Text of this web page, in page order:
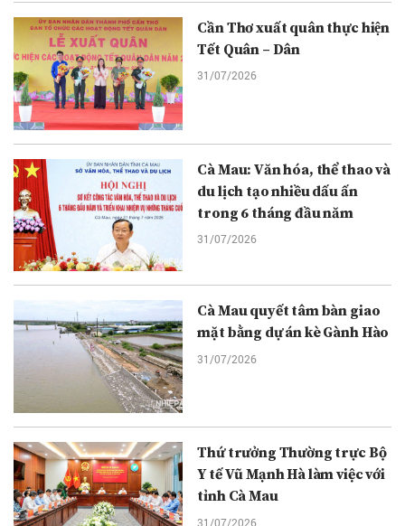
Cần Thơ xuất quân thực hiện
Tết Quân – Dân
31/07/2026
Cà Mau: Văn hóa, thể thao và
du lịch tạo nhiều dấu ấn
trong 6 tháng đầu năm
31/07/2026
Cà Mau quyết tâm bàn giao
mặt bằng dự án kè Gành Hào
31/07/2026
Thứ trưởng Thường trực Bộ
Y tế Vũ Mạnh Hà làm việc với
tỉnh Cà Mau
31/07/2026